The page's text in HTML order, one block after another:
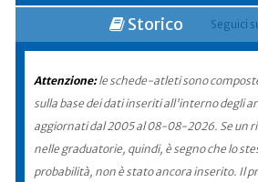
Seguici
Storico
Attenzione:le schede-atleti sono
sulla base dei dati inseriti all'interno degli
aggiornati dal 2005 al 08-08-2026. Se un
nelle graduatorie, quindi, è segno che lo
probabilità, non è stato ancora inserito. Il